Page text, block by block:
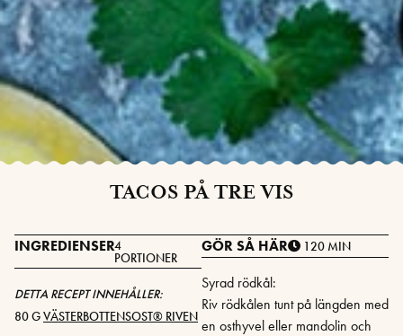
TACOS PÅ TRE VIS
INGREDIENSER4
PORTIONER
DETTA RECEPT INNEHÅLLER:
80 GVÄSTERBOTTENSOST® RIVEN
GÖR SÅ HÄR 120 MIN
Syrad rödkål:
Riv rödkålen tunt på längden med
en osthyvel eller mandolin och